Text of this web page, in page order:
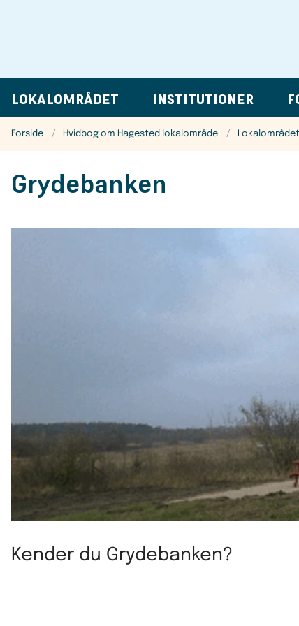
LOKALOMRÅDET INSTITUTIONER
Forside Hvidbog om Hagested lokalområde
Grydebanken
Kender du Grydebanken?